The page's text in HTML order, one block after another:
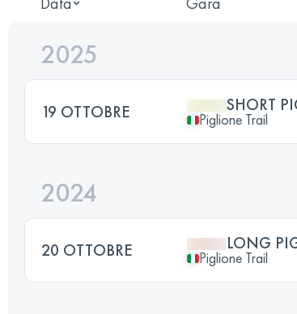
2025
19 OTTOBRE SHORT
Piglione Trail
2024
20 OTTOBRE LONG
Piglione Trail